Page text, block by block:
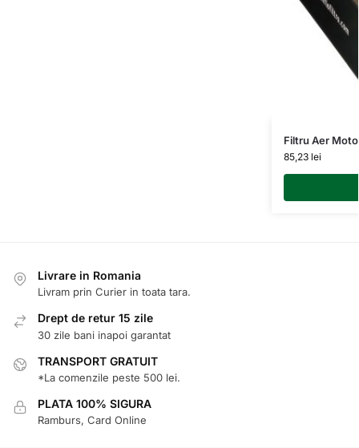
Filtru Aer
85,23 lei
Livrare in Romania
Livram prin Curier in toata tara.
Drept de retur 15 zile
30 zile bani inapoi garantat
TRANSPORT GRATUIT
*La comenzile peste 500 lei.
PLATA 100% SIGURA
Ramburs, Card Online